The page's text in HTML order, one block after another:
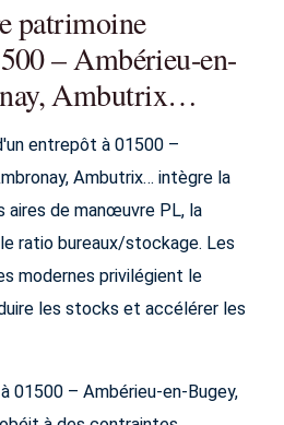
patrimoine
– Ambérieu-en-
Ambutrix…
entrepôt à 01500 –
Ambutrix… intègre la
aires de manœuvre PL, la
ratio bureaux/stockage. Les
modernes privilégient le
les stocks et accélérer les
01500 – Ambérieu-en-Bugey,